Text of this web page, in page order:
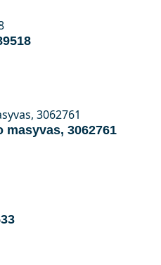
3062761